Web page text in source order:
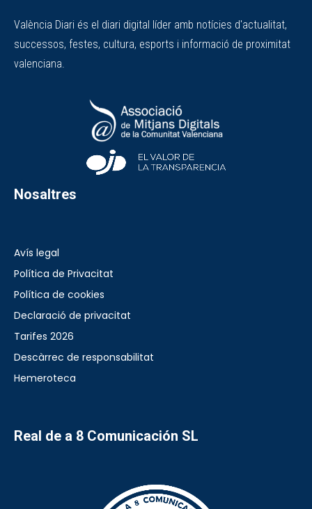
València Diari és el diari digital líder amb notícies d'actualitat,
successos, festes, cultura, esports i informació de proximitat
valenciana.
Nosaltres
Avís legal
Política de Privacitat
Política de cookies
Declaració de privacitat
Tarifes 2026
Descàrrec de responsabilitat
Hemeroteca
Real de a 8 Comunicación SL